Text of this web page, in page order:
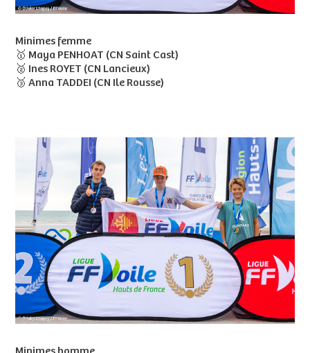
Minimes femme
🥇 Maya PENHOAT (CN Saint Cast)
🥈 Ines ROYET (CN Lancieux)
🥉 Anna TADDEI (CN Ile Rousse)